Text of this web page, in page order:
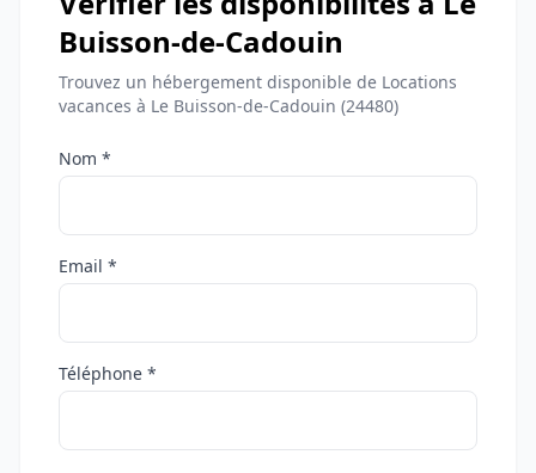
Buisson-de-Cadouin
Trouvez un hébergement disponible de Locations
vacances à Le Buisson-de-Cadouin (24480)
Nom *
Email *
Téléphone *